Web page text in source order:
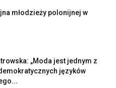
młodzieży polonijnej w
„Moda jest jednym z
języków